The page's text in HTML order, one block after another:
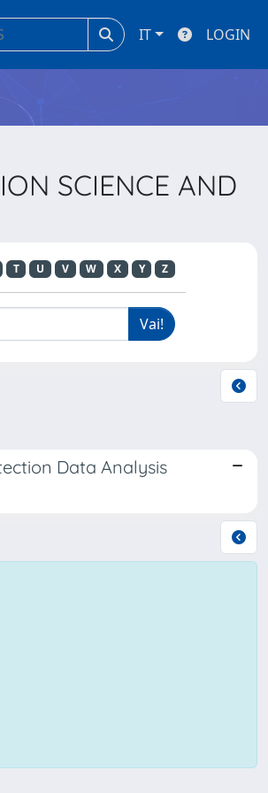
IT LOGIN
SCIENCE AND
T U V W X Y Z
Data Analysis